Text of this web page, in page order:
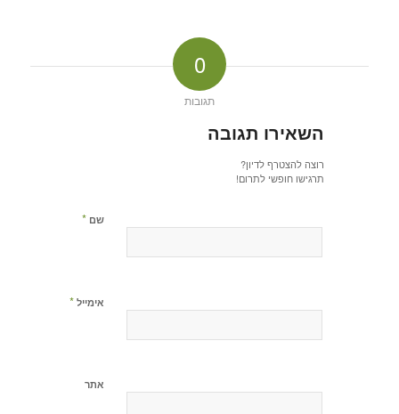
0
תגובות
השאירו תגובה
רוצה להצטרף לדיון?
תרגישו חופשי לתרום!
שם *
אימייל *
אתר